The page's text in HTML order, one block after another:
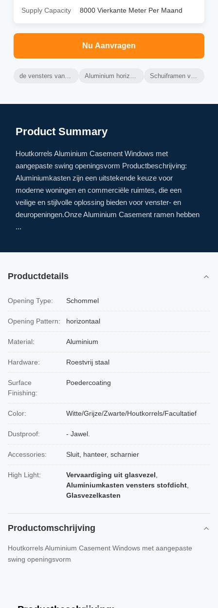
Supply Capacity
8000 Vierkante Meter Per Maand
Nu Aanvragen
de vensters van het aluminiumglas Aluminium horizontale schuiframen Schuiframen van aluminiumglas
Product Summary
Houtkorrels Aluminium Casement Windows met
aangepaste swing openingsvorm Productbeschrijving:
Aluminiumkasten zijn een uitstekende keuze voor
moderne woningen en commerciële ruimtes, die een
veilige en stijlvolle oplossing bieden voor venster- en
deuropeningen.Onze Aluminium Casement ramen hebben
...
Productdetails
Opening Type: Schommel
Opening Pattern: horizontaal
Material: Aluminium
Hardware: Roestvrij staal
Surface
Finishing:
Poedercoating
Color: Witte/Grijze/Zwarte/Houtkorrels/Facultatief
Dustproof: - Jawel.
Accessories: Sluit, hanteer, scharnier
High Light: Vervaardiging uit glasvezel
Aluminiumkasten vensters stofdicht
Glasvezelkasten
Productomschrijving
Houtkorrels Aluminium Casement Windows met aangepaste
swing openingsvorm